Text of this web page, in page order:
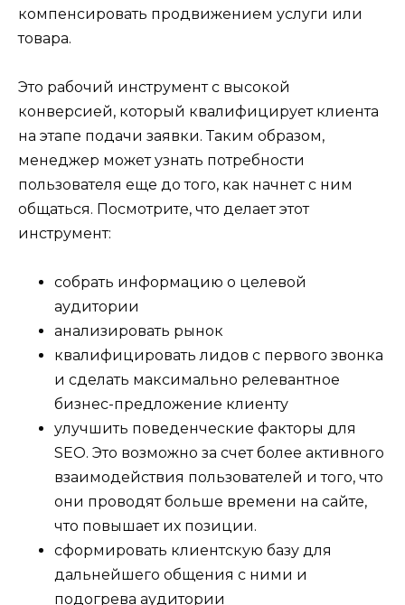
компенсировать продвижением услуги или
товара.
Это рабочий инструмент с высокой
конверсией, который квалифицирует клиента
на этапе подачи заявки. Таким образом,
менеджер может узнать потребности
пользователя еще до того, как начнет с ним
общаться. Посмотрите, что делает этот
инструмент:
собрать информацию о целевой
аудитории
анализировать рынок
квалифицировать лидов с первого звонка
и сделать максимально релевантное
бизнес-предложение клиенту
улучшить поведенческие факторы для
SEO. Это возможно за счет более активного
взаимодействия пользователей и того, что
они проводят больше времени на сайте,
что повышает их позиции.
сформировать клиентскую базу для
дальнейшего общения с ними и
подогрева аудитории